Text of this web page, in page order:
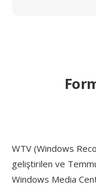
WTV (Windows
geliştirilen ve
Windows Media